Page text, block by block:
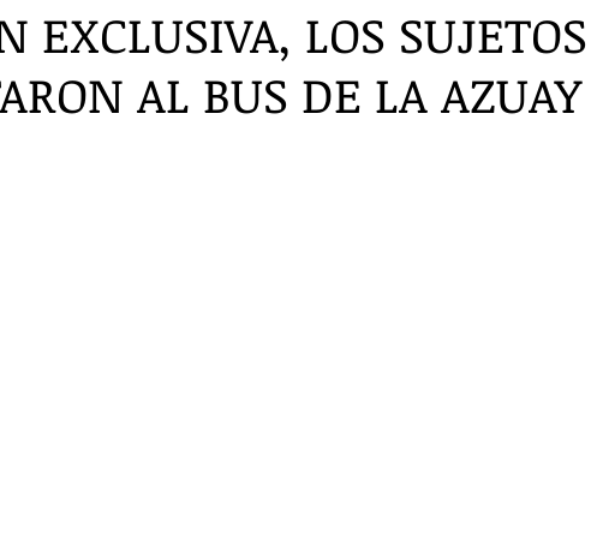
EXCLUSIVA, LOS SUJETOS
AL BUS DE LA AZUAY